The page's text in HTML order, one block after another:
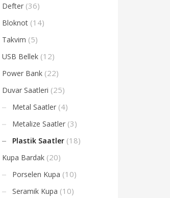
Defter (36)
Bloknot (14)
Takvim (5)
USB Bellek (12)
Power Bank (22)
Duvar Saatleri (25)
Metal Saatler (4)
Metalize Saatler (3)
Plastik Saatler (18)
Kupa Bardak (20)
Porselen Kupa (10)
Seramik Kupa (10)